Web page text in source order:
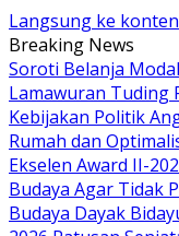
Langsung ke konten
Breaking News
Soroti Belanja
Lamawuran Tuding
Kebijakan Politik
Rumah dan
Ekselen Award II-
Budaya Agar Tidak
Budaya Dayak